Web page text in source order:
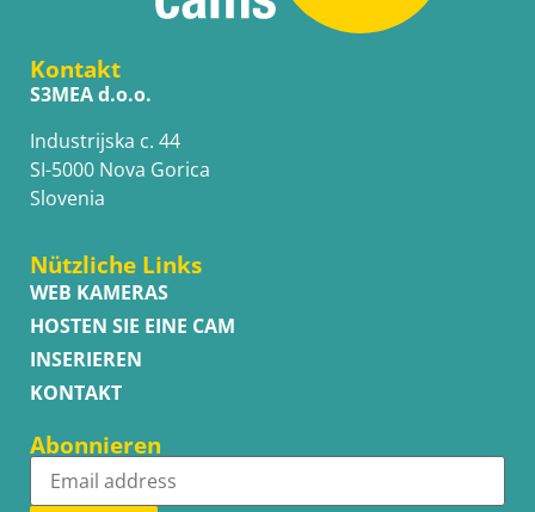
Kontakt
S3MEA d.o.o.
Industrijska c. 44
SI-5000 Nova Gorica
Slovenia
Nützliche Links
WEB KAMERAS
HOSTEN SIE EINE CAM
INSERIEREN
KONTAKT
Abonnieren